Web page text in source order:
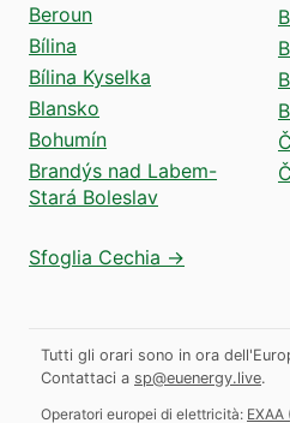
Beroun
Bílina
Bílina Kyselka
Blansko
Bohumín
Brandýs nad Labem-
Stará Boleslav
Sfoglia Cechia →
Tutti gli orari sono in ora
Contattaci a sp@euenergy.live.
Operatori europei di elettricità: EXAA